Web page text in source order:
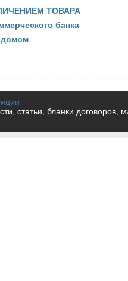
ТОВАРА
банка
домом
статьи, бланки договоров,